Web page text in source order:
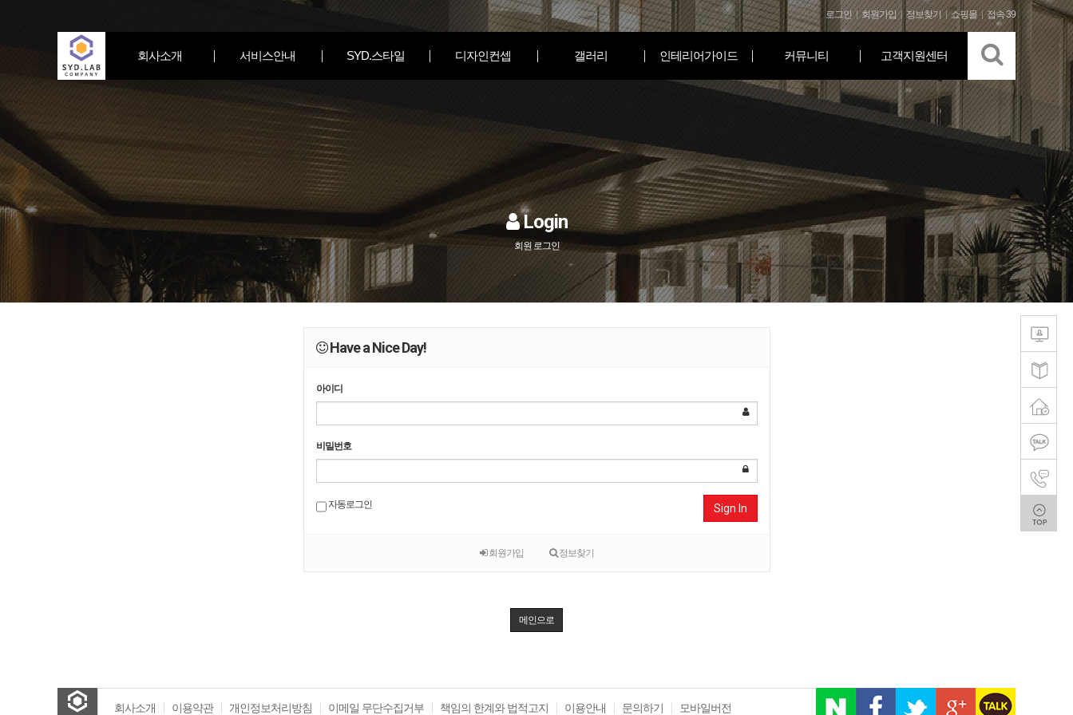
회사소개 서비스안내 SYD.스타일 디자인컨셉 갤러리 인테리어가이드 커뮤니티 고객지원센터
로그인 회원가입 정보찾기 쇼핑몰 접속 39
Login
회원 로그인
Have a Nice Day!
아이디
비밀번호
자동로그인 Sign In
회원가입 정보찾기
메인으로
회사소개 이용약관 개인정보처리방침 이메일 무단수집거부 책임의 한계와 법적고지 이용안내 문의하기 모바일버전